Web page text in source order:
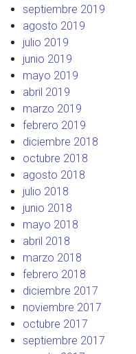
septiembre 2019
agosto 2019
julio 2019
junio 2019
mayo 2019
abril 2019
marzo 2019
febrero 2019
diciembre 2018
octubre 2018
agosto 2018
julio 2018
junio 2018
mayo 2018
abril 2018
marzo 2018
febrero 2018
diciembre 2017
noviembre 2017
octubre 2017
septiembre 2017